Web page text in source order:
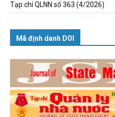
Tạp chí QLNN số 363 (4/2026)
Mã định danh DOI